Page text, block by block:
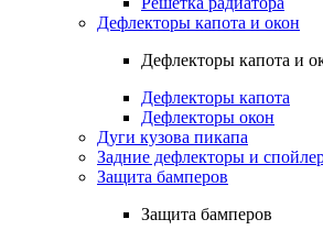
Дефлекторы капота и окон
Дефлекторы капота и
Дефлекторы капота
Дефлекторы окон
Дуги кузова пикапа
Задние дефлекторы и
Защита бамперов
Защита бамперов